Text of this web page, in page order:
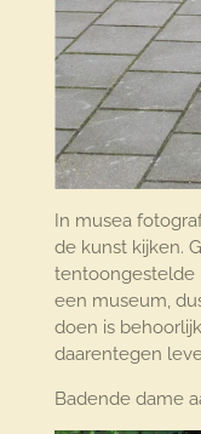
In musea
de kunst kijken.
tentoongestelde
een museum,
doen is
daarentegen
Badende dame